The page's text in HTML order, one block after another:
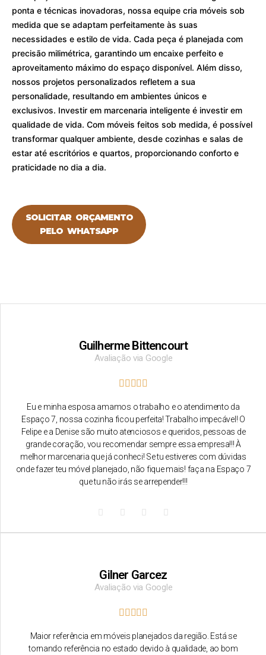
ponta e técnicas inovadoras, nossa equipe cria móveis sob
medida que se adaptam perfeitamente às suas
necessidades e estilo de vida. Cada peça é planejada com
precisão milimétrica, garantindo um encaixe perfeito e
aproveitamento máximo do espaço disponível. Além disso,
nossos projetos personalizados refletem a sua
personalidade, resultando em ambientes únicos e
exclusivos. Investir em marcenaria inteligente é investir em
qualidade de vida. Com móveis feitos sob medida, é possível
transformar qualquer ambiente, desde cozinhas e salas de
estar até escritórios e quartos, proporcionando conforto e
praticidade no dia a dia.
SOLICITAR ORÇAMENTO
PELO WHATSAPP
Guilherme Bittencourt
Avaliação via Google
Eu e minha esposa amamos o trabalho e o atendimento da
Espaço 7, nossa cozinha ficou perfeita! Trabalho impecável! O
Felipe e a Denise são muito atenciosos e queridos, pessoas de
grande coração, vou recomendar sempre essa empresa!!! À
melhor marcenaria que já conheci! Se tu estiveres com dúvidas
onde fazer teu móvel planejado, não fique mais! faça na Espaço 7
que tu não irás se arrepender!!!
Gilner Garcez
Avaliação via Google
Maior referência em móveis planejados da região. Está se
tornando referência no estado devido à qualidade, ao bom